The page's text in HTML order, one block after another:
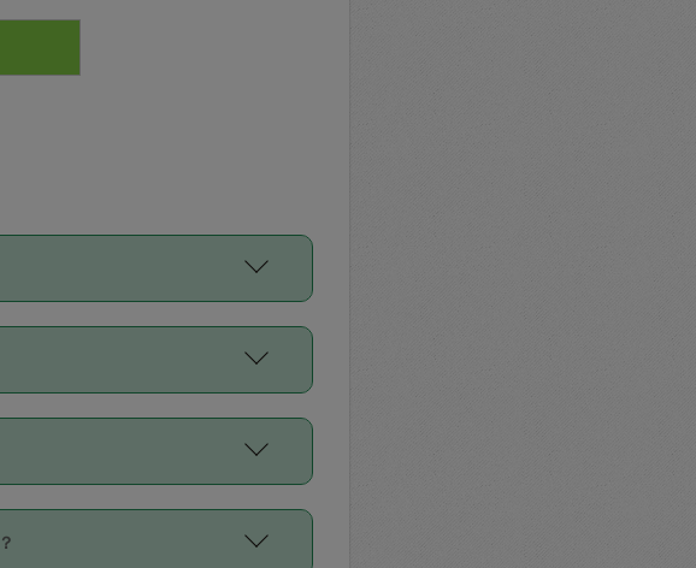
合は、延長機能をご利用くださ
し、合意の上事前申請すること
ません。
定しています。
数、レビューの平均値、などで
す。
EXPRESS／Diners